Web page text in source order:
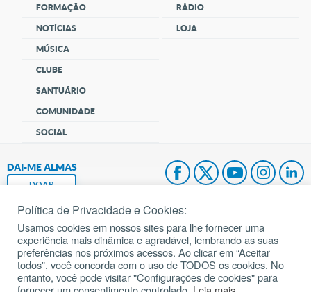
FORMAÇÃO
NOTÍCIAS
MÚSICA
CLUBE
SANTUÁRIO
COMUNIDADE
SOCIAL
RÁDIO
LOJA
DAI-ME ALMAS
DOAR
Fundação João Paulo II
Pedido de Oração
Mapa do site
Política de Privacidade e Cookies:
Usamos cookies em nossos sites para lhe fornecer uma
experiência mais dinâmica e agradável, lembrando as suas
preferências nos próximos acessos. Ao clicar em “Aceitar
todos”, você concorda com o uso de TODOS os cookies. No
entanto, você pode visitar "Configurações de cookies" para